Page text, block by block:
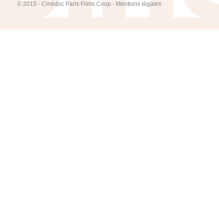
© 2015 - Cinédoc Paris Films Coop - Mentions légales